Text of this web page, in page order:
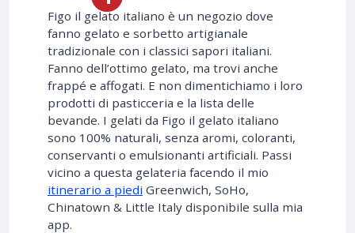
Figo il gelato italiano è un negozio dove
fanno gelato e sorbetto artigianale
tradizionale con i classici sapori italiani.
Fanno dell’ottimo gelato, ma trovi anche
frappé e affogati. E non dimentichiamo i loro
prodotti di pasticceria e la lista delle
bevande. I gelati da Figo il gelato italiano
sono 100% naturali, senza aromi, coloranti,
conservanti o emulsionanti artificiali. Passi
vicino a questa gelateria facendo il mio
itinerario a piedi Greenwich, SoHo,
Chinatown & Little Italy disponibile sulla mia
app.